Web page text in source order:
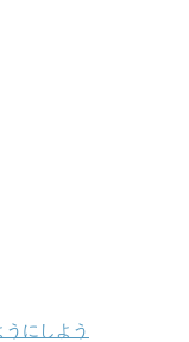
にしよう